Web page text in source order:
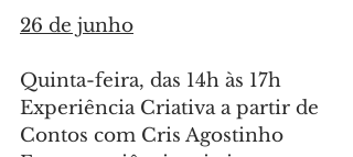
26 de junho
Quinta-feira, das 14h às 17h
Experiência Criativa a partir de
Contos com Cris Agostinho